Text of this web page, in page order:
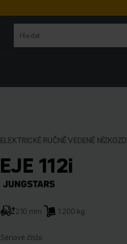
ELEKTRICKÉ RUČNĚ VEDENÉ
EJE 112i
210 mm 1.200 kg
Sériové číslo